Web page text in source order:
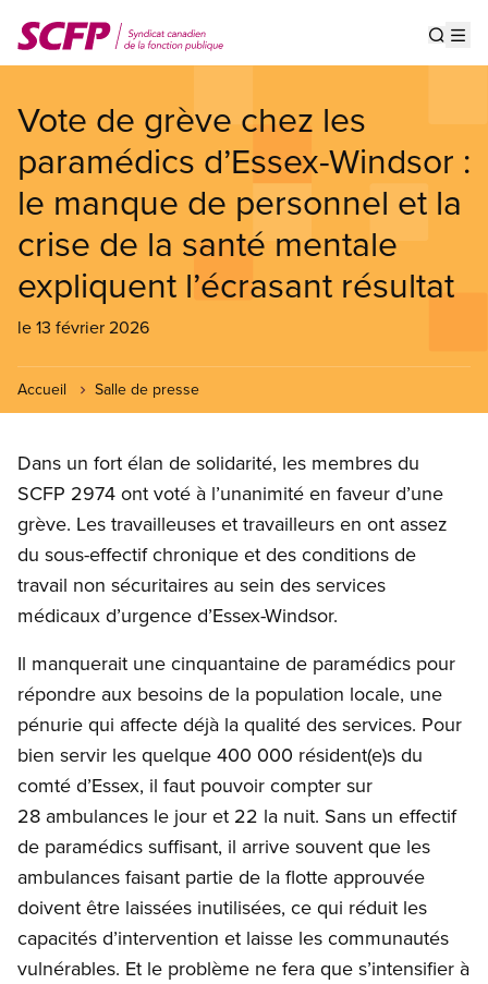
au
contenu
Vote de grève chez les
paramédics d’Essex-Windsor :
le manque de personnel et la
crise de la santé mentale
expliquent l’écrasant résultat
le 13 février 2026
Accueil Salle de presse
Dans un fort élan de solidarité, les membres du
SCFP 2974 ont voté à l’unanimité en faveur d’une
grève. Les travailleuses et travailleurs en ont assez
du sous-effectif chronique et des conditions de
travail non sécuritaires au sein des services
médicaux d’urgence d’Essex-Windsor.
Il manquerait une cinquantaine de paramédics pour
répondre aux besoins de la population locale, une
pénurie qui affecte déjà la qualité des services. Pour
bien servir les quelque 400 000 résident(e)s du
comté d’Essex, il faut pouvoir compter sur
28 ambulances le jour et 22 la nuit. Sans un effectif
de paramédics suffisant, il arrive souvent que les
ambulances faisant partie de la flotte approuvée
doivent être laissées inutilisées, ce qui réduit les
capacités d’intervention et laisse les communautés
vulnérables. Et le problème ne fera que s’intensifier à